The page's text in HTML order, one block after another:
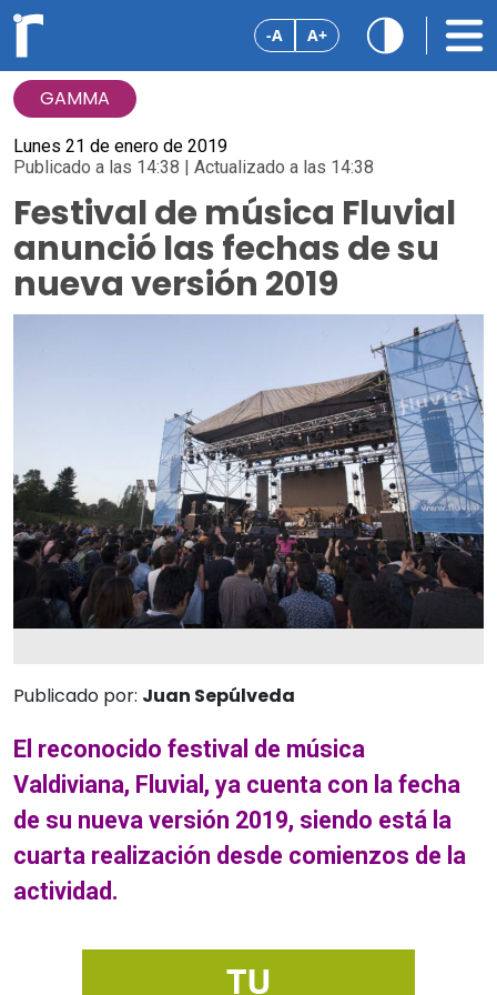
-A A+
GAMMA
Lunes 21 de enero de 2019
Publicado a las 14:38 | Actualizado a las 14:38
Festival de música Fluvial
anunció las fechas de su
nueva versión 2019
Publicado por: Juan Sepúlveda
El reconocido festival de música
Valdiviana, Fluvial, ya cuenta con la fecha
de su nueva versión 2019, siendo está la
cuarta realización desde comienzos de la
actividad.